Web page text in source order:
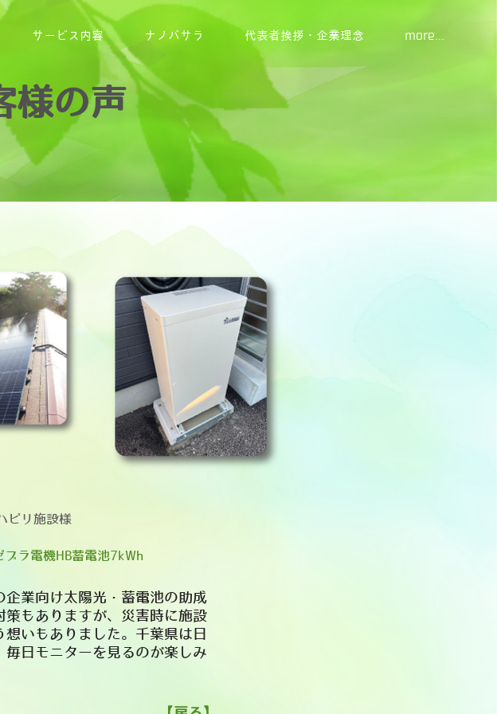
サービス内容 ナノバサラ 代表者挨拶・企業理念 more...
様の声
ビリ施設様
ラ電機HB蓄電池7kWh
業向け太陽光・ 蓄電池の助成
もありますが、 災害時に施設
想いもありました。千葉県は日
毎日モニターを見 るのが楽しみ